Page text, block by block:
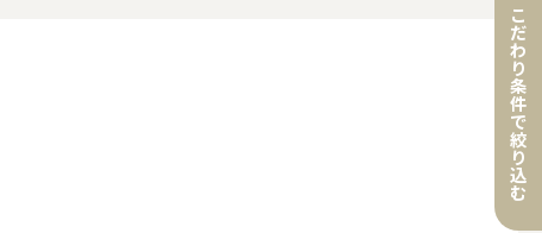
こ
だ
わ
り
条
件
で
絞
り
込
む